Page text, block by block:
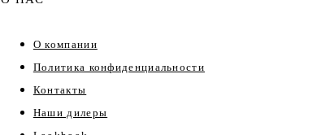
О компании
Политика конфиденциальности
Контакты
Наши дилеры